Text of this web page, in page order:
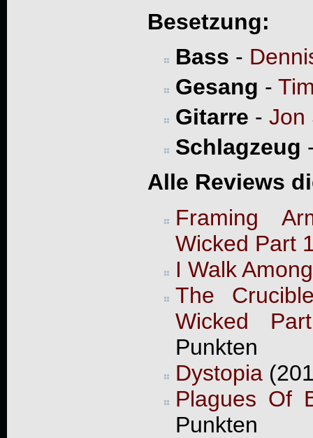
Besetzung:
Bass -
Gesang -
Gitarre - Jon
Schlagzeug
Alle Reviews
Framing
Wicked Part
I Walk
The
Wicked
Punkten
Dystopia
Plagues Of
Punkten